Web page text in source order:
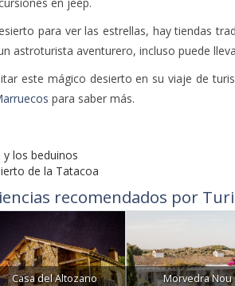
para ver las estrellas, hay tiendas
astroturista aventurero, incluso puede
este mágico desierto en su viaje de
para saber más.
los beduinos
de la Tatacoa
recomendados por
Casa del Altozano Morvedra Nou